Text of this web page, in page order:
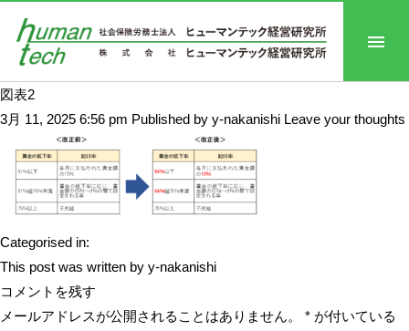
図表2
3月 11, 2025 6:56 pm Published by y-nakanishi Leave your thoughts
Categorised in:
This post was written by y-nakanishi
コメントを残す
メールアドレスが公開されることはありません。
* が付いている